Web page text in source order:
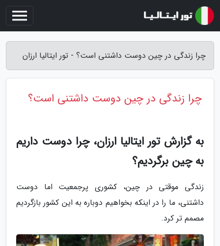
چرا زندگی در چین دوست داشتنی است؟ - تور ایتالیا ارزان
چرا زندگی در چین دوست داشتنی است؟
به گزارش تور ایتالیا ارزان، چرا دوست داریم
به چین برگردیم؟
زندگی موقتی در چین، کشوری پرجمعیت اما دوست
داشتنی، ما را در اینکه بخواهیم دوباره به این کشور بازگردیم
مصمم تر کرد.